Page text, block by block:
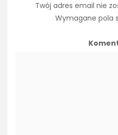
Twój adres email nie
Wymagane pola